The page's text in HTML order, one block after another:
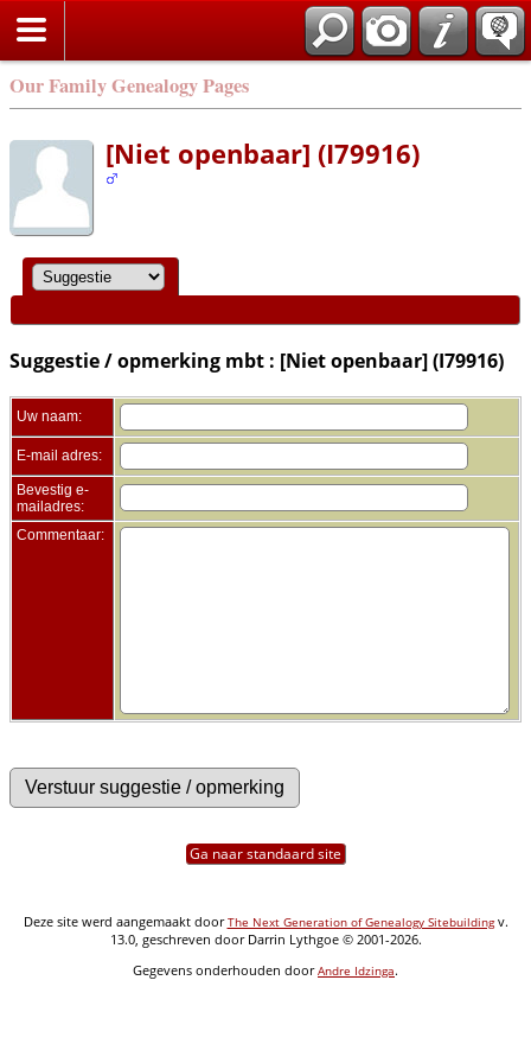
Our Family Genealogy Pages
[Niet openbaar] (I79916)
Suggestie / opmerking mbt : [Niet openbaar] (I79916)
Uw naam:
E-mail adres:
Bevestig e-
mailadres:
Commentaar:
Ga naar standaard site
Deze site werd aangemaakt doorThe Next Generation of Genealogy Sitebuildingv.
13.0, geschreven door Darrin Lythgoe © 2001-2026.
Gegevens onderhouden doorAndre Idzinga.